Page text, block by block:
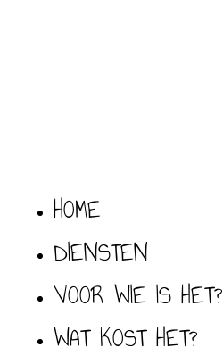
HOME
DIENSTEN
VOOR WIE IS HET?
WAT KOST HET?